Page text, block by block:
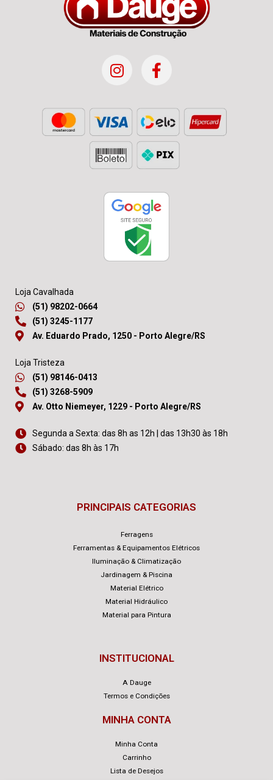
Loja Cavalhada
(51) 98202-0664
(51) 3245-1177
Av. Eduardo Prado, 1250 - Porto Alegre/RS
Loja Tristeza
(51) 98146-0413
(51) 3268-5909
Av. Otto Niemeyer, 1229 - Porto Alegre/RS
Segunda a Sexta: das 8h as 12h | das 13h30 às 18h
Sábado: das 8h às 17h
PRINCIPAIS CATEGORIAS
Ferragens
Ferramentas & Equipamentos Elétricos
Iluminação & Climatização
Jardinagem & Piscina
Material Elétrico
Material Hidráulico
Material para Pintura
INSTITUCIONAL
A Dauge
Termos e Condições
MINHA CONTA
Minha Conta
Carrinho
Lista de Desejos